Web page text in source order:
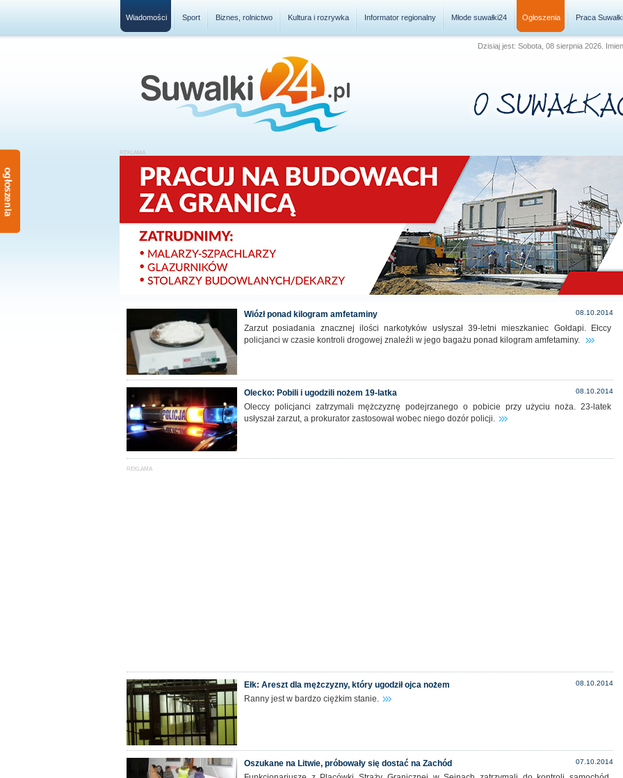
Wiadomości Sport Biznes, rolnictwo Kultura i rozrywka Informator regionalny Młode suwałki24 Ogłoszenia Praca Suwałki
Dzisiaj jest: Sobota, 08 sierpnia 2026.
08.10.2014
Wiózł ponad kilogram amfetaminy
Zarzut posiadania znacznej ilości narkotyków usłyszał 39-letni mieszkaniec Gołdapi. Ełccy
policjanci w czasie kontroli drogowej znaleźli w jego bagażu ponad kilogram amfetaminy.
08.10.2014
Olecko: Pobili i ugodzili nożem 19-latka
Oleccy policjanci zatrzymali mężczyznę podejrzanego o pobicie przy użyciu noża. 23-latek
usłyszał zarzut, a prokurator zastosował wobec niego dozór policji.
08.10.2014
Ełk: Areszt dla mężczyzny, który ugodził ojca nożem
Ranny jest w bardzo ciężkim stanie.
07.10.2014
Oszukane na Litwie, próbowały się dostać na Zachód